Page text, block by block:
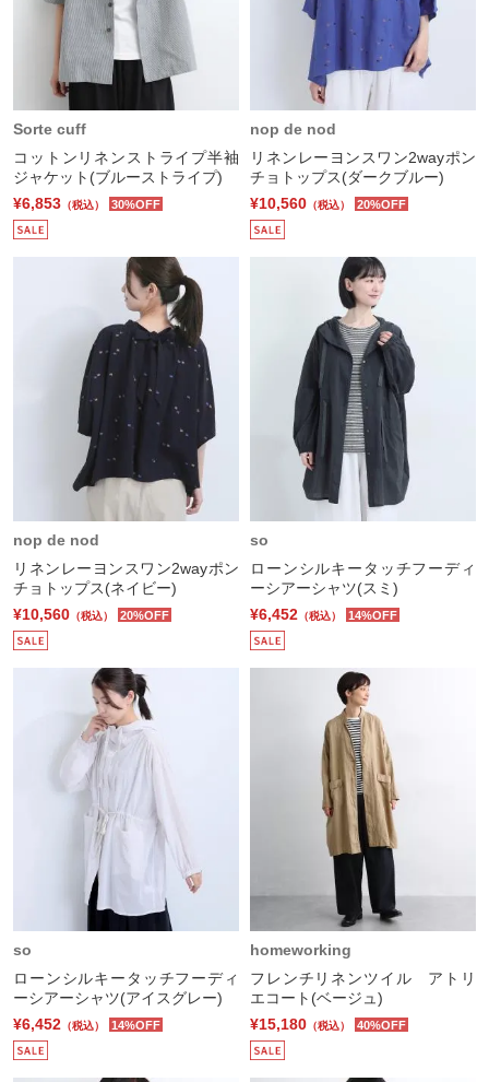
Sorte cuff
コットンリネンストライプ半袖
ジャケット(ブルーストライプ)
¥6,853 （税込） 30%OFF
nop de nod
リネンレーヨンスワン2wayポン
チョトップス(ダークブルー)
¥10,560 （税込） 20%OFF
nop de nod
リネンレーヨンスワン2wayポン
チョトップス(ネイビー)
¥10,560 （税込） 20%OFF
so
ローンシルキータッチフーディ
ーシアーシャツ(スミ)
¥6,452 （税込） 14%OFF
so
ローンシルキータッチフーディ
ーシアーシャツ(アイスグレー)
¥6,452 （税込） 14%OFF
homeworking
フレンチリネンツイル アトリ
エコート(ベージュ)
¥15,180 （税込） 40%OFF